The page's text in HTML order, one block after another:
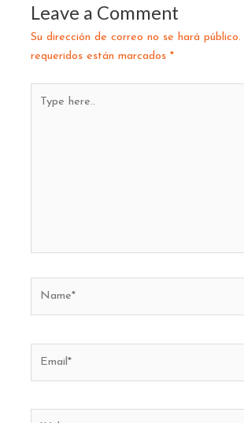
Leave a Comment
Su dirección de correo no se hará público.
requeridos están marcados*
here..